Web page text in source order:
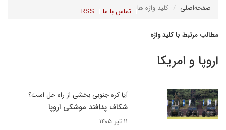
تماس با ما RSS صفحه‌اصلی کلید واژه ها
مطالب مرتبط با کلید واژه
اروپا و امریکا
آیا کره جنوبی بخشی از راه حل است؟
شکاف پدافند موشکی اروپا‌
۱۱ تیر ۱۴۰۵